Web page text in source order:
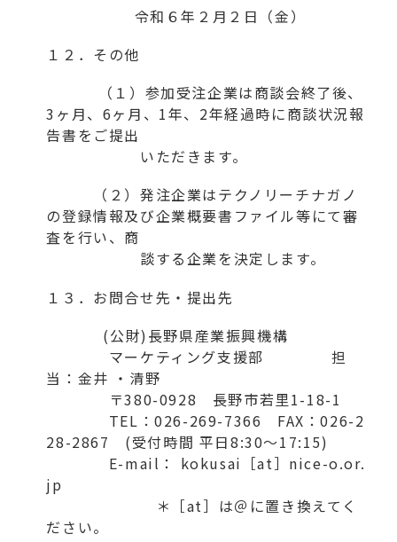
令和６年２月２日（金）
１２．その他
（１）参加受注企業は商談会終了後、
3ヶ月、6ヶ月、1年、2年経過時に商談状況報
告書をご提出
いただきます。
（２）発注企業はテクノリーチナガノ
の登録情報及び企業概要書ファイル等にて審
査を行い、商
談する企業を決定します。
１３．お問合せ先・提出先
(公財)長野県産業振興機構
マーケティング支援部 担
当：金井 ・清野
〒380-0928 長野市若里1-18-1
TEL：026-269-7366 FAX：026-2
28-2867 (受付時間 平日8:30～17:15)
E-mail： kokusai［at］nice-o.or.
jp
＊［at］は＠に置き換えてく
ださい。